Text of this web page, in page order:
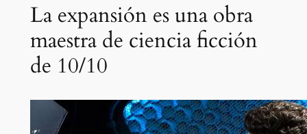
La expansión es una obra
maestra de ciencia ficción
de 10/10